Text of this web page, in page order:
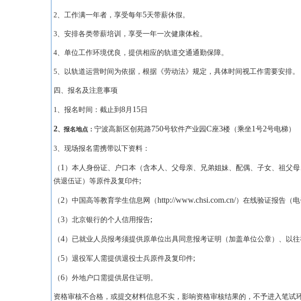
2、工作满一年者，享受每年5天带薪休假。
3、安排各类带薪培训，享受一年一次健康体检。
4、单位工作环境优良，提供相应的轨道交通通勤保障。
5、以轨道运营时间为依据，根据《劳动法》规定，具体时间视工作需要安排。
四、报名及注意事项
1、报名时间：截止到 8月 15 日
2、报名地点： 宁波高新区创苑路750号软件产业园 C座3楼（乘坐1 号2号电梯）
3、现场报名需携带以下资料：
（ 1 ）本人身份证、户口本（含本人、父母亲、兄弟姐妹、配偶、子女、祖父
供退伍证）等原件及复印件;
（ 2 ）中国高等教育学生信息网（http://www.chsi.com.cn/）在线验证报告（
（3）北京银行的个人信用报告;
（4）已就业人员报考须提供原单位出具同意报考证明（加盖单位公章）、以
（ 5）退役军人需提供退役士兵原件及复印件;
（6）外地户口需提供居住证明。
资格审核不合格，或提交材料信息不实，影响资格审核结果的，不予进入笔试